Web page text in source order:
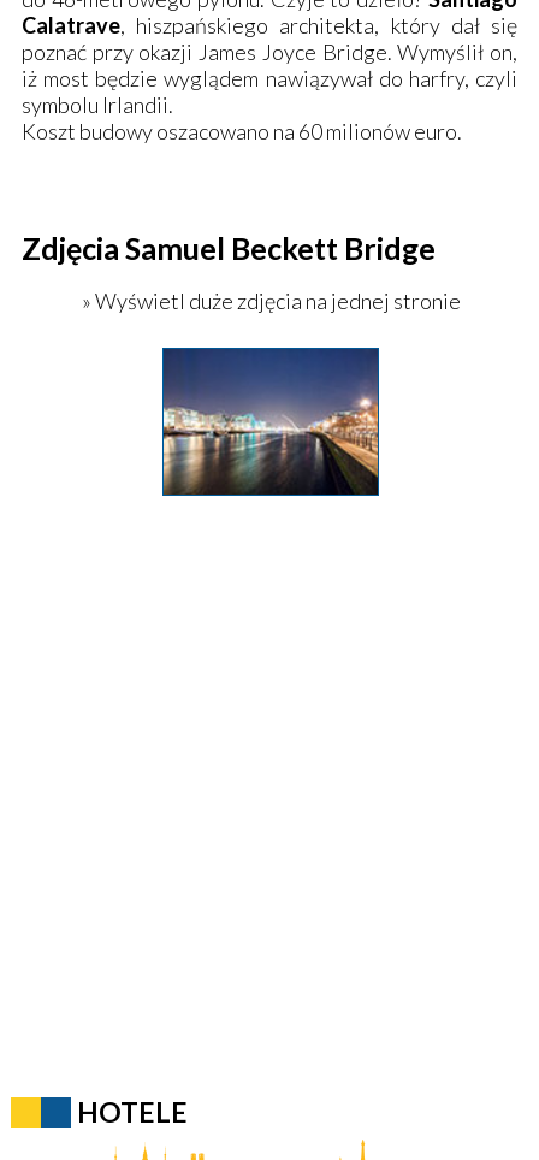
Calatrave, hiszpańskiego architekta, który dał się
poznać przy okazji James Joyce Bridge. Wymyślił on,
iż most będzie wyglądem nawiązywał do harfry, czyli
symbolu Irlandii.
Koszt budowy oszacowano na 60 milionów euro.
Zdjęcia Samuel Beckett Bridge
» Wyświetl duże zdjęcia na jednej stronie
HOTELE